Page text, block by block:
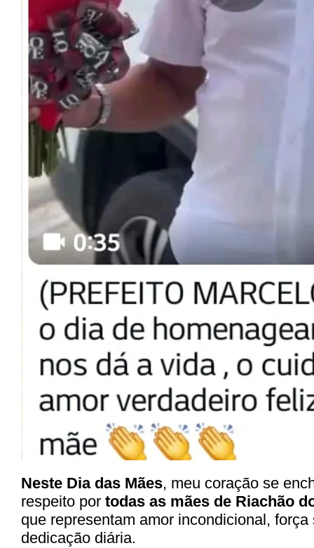
Neste Dia das Mães, meu coração se
respeito por todas as mães de Riachão
que representam amor incondicional, força
dedicação diária.